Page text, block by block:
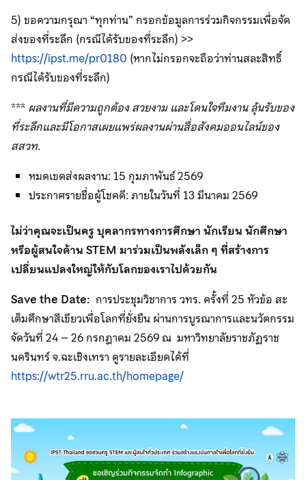
5) ขอความกรุณา “ทุกท่าน” กรอกข้อมูลการร่วมกิจกรรมเพื่อจัด
ส่งของที่ระลึก (กรณีได้รับของที่ระลึก) >>
https://ipst.me/pr0180 (หากไม่กรอกจะถือว่าท่านสละสิทธิ์
กรณีได้รับของที่ระลึก)
***ผลงานที่มีความถูกต้อง สวยงาม และโดนใจทีมงาน ลุ้นรับของ
ที่ระลึกและมีโอกาสเผยแพร่ผลงานผ่านสื่อสังคมออนไลน์ของ
สสวท.
หมดเขตส่งผลงาน: 15 กุมภาพันธ์ 2569
ประกาศรายชื่อผู้โชคดี: ภายในวันที่ 13 มีนาคม 2569
ไม่ว่าคุณจะเป็นครู บุคลากรทางการศึกษา นักเรียน นักศึกษา
หรือผู้สนใจด้าน STEM มาร่วมเป็นพลังเล็ก ๆ ที่สร้างการ
เปลี่ยนแปลงใหญ่ให้กับโลกของเราไปด้วยกัน
Save the Date: การประชุมวิชาการ วทร. ครั้งที่ 25 หัวข้อ สะ
เต็มศึกษาสีเขียวเพื่อโลกที่ยั่งยืน ผ่านการบูรณาการและนวัตกรรม
จัดวันที่ 24 – 26 กรกฎาคม 2569 ณ มหาวิทยาลัยราชภัฏราช
นครินทร์ จ.ฉะเชิงเทรา ดูรายละเอียดได้ที่
https://wtr25.rru.ac.th/homepage/